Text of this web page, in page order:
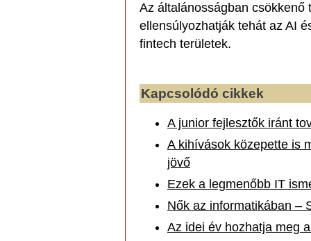
Az általánosságban csökkenő
ellensúlyozhatják tehát az AI
fintech területek.
Kapcsolódó cikkek
A junior fejlesztők iránt
A kihívások közepette is
jövő
Ezek a legmenőbb IT
Nők az informatikában –
Az idei év hozhatja meg